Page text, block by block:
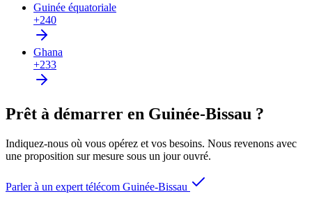
Guinée équatoriale
+240
Ghana
+233
Prêt à démarrer en Guinée-Bissau ?
Indiquez-nous où vous opérez et vos besoins. Nous revenons avec
une proposition sur mesure sous un jour ouvré.
Parler à un expert télécom Guinée-Bissau